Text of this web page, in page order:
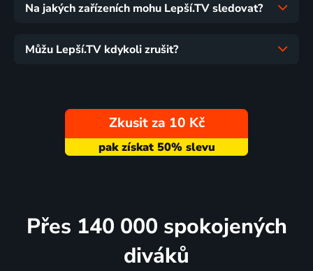
Na jakých zařízeních mohu Lepší.TV sledovat?
Můžu Lepší.TV kdykoli zrušit?
Zkusit za 10 Kč
Přes 140 000 spokojených
diváků